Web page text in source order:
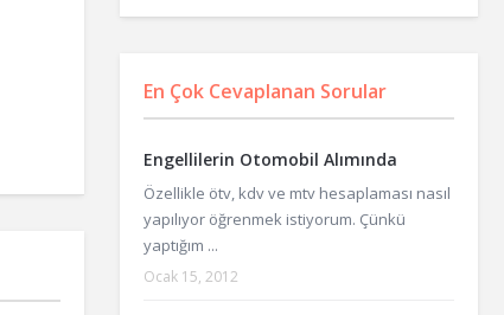
En Çok Cevaplanan Sorular
Engellilerin Otomobil Alımında
Özellikle ötv, kdv ve mtv hesaplaması nasıl
yapılıyor öğrenmek istiyorum. Çünkü
yaptığım ...
Ocak 15, 2012